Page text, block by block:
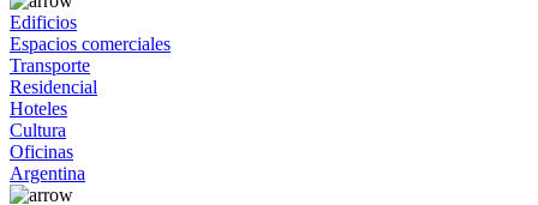
Edificios
Espacios comerciales
Transporte
Residencial
Hoteles
Cultura
Oficinas
Argentina